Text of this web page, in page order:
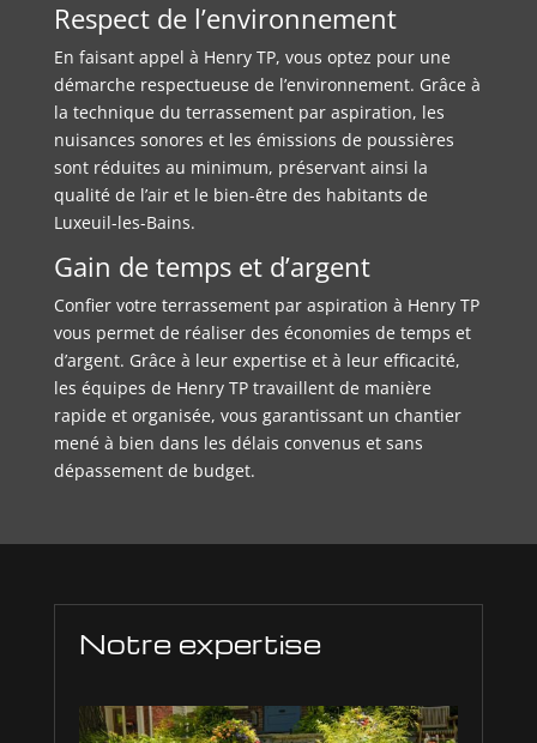
Respect de l’environnement
En faisant appel à Henry TP, vous optez pour une
démarche respectueuse de l’environnement. Grâce à
la technique du terrassement par aspiration, les
nuisances sonores et les émissions de poussières
sont réduites au minimum, préservant ainsi la
qualité de l’air et le bien-être des habitants de
Luxeuil-les-Bains.
Gain de temps et d’argent
Confier votre terrassement par aspiration à Henry TP
vous permet de réaliser des économies de temps et
d’argent. Grâce à leur expertise et à leur efficacité,
les équipes de Henry TP travaillent de manière
rapide et organisée, vous garantissant un chantier
mené à bien dans les délais convenus et sans
dépassement de budget.
Notre expertise